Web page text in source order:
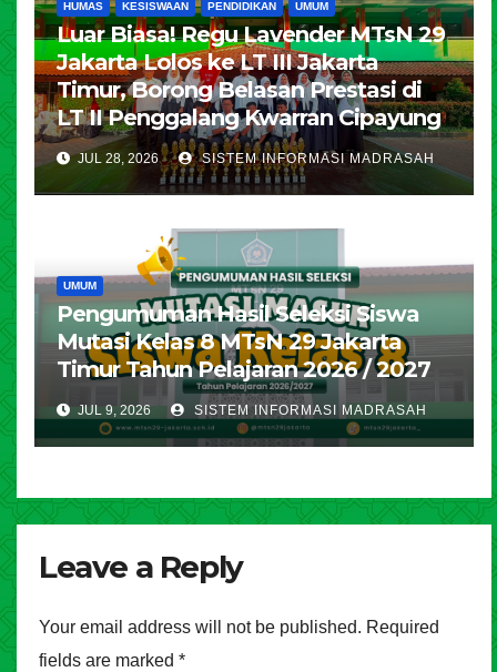
HUMAS KESISWAAN PENDIDIKAN UMUM
Luar Biasa! Regu Lavender MTsN 29
Jakarta Lolos ke LT III Jakarta
Timur, Borong Belasan Prestasi di
LT II Penggalang Kwarran Cipayung
JUL 28, 2026 SISTEM INFORMASI MADRASAH
UMUM
Pengumuman Hasil Seleksi Siswa
Mutasi Kelas 8 MTsN 29 Jakarta
Timur Tahun Pelajaran 2026 / 2027
JUL 9, 2026 SISTEM INFORMASI MADRASAH
Leave a Reply
Your email address will not be published. Required
fields are marked *